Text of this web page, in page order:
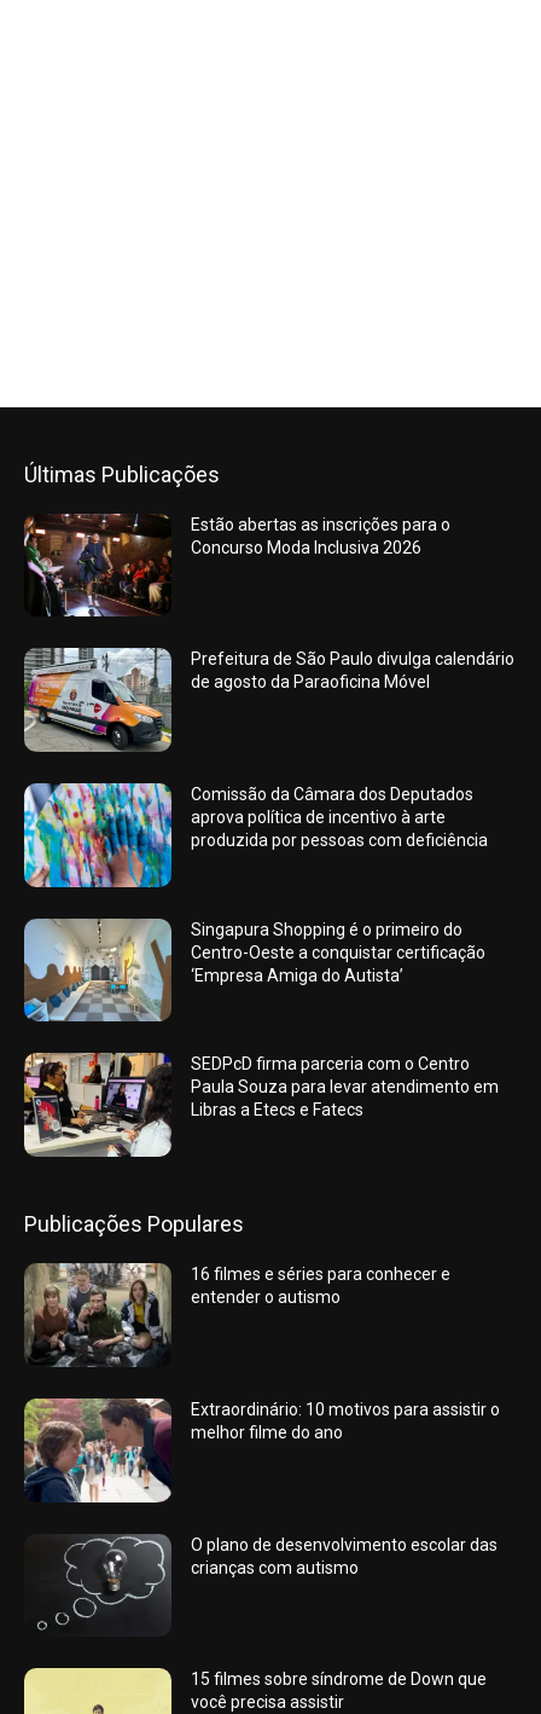
Últimas Publicações
Estão abertas as inscrições para o
Concurso Moda Inclusiva 2026
Prefeitura de São Paulo divulga calendário
de agosto da Paraoficina Móvel
Comissão da Câmara dos Deputados
aprova política de incentivo à arte
produzida por pessoas com deficiência
Singapura Shopping é o primeiro do
Centro-Oeste a conquistar certificação
‘Empresa Amiga do Autista’
SEDPcD firma parceria com o Centro
Paula Souza para levar atendimento em
Libras a Etecs e Fatecs
Publicações Populares
16 filmes e séries para conhecer e
entender o autismo
Extraordinário: 10 motivos para assistir o
melhor filme do ano
O plano de desenvolvimento escolar das
crianças com autismo
15 filmes sobre síndrome de Down que
você precisa assistir